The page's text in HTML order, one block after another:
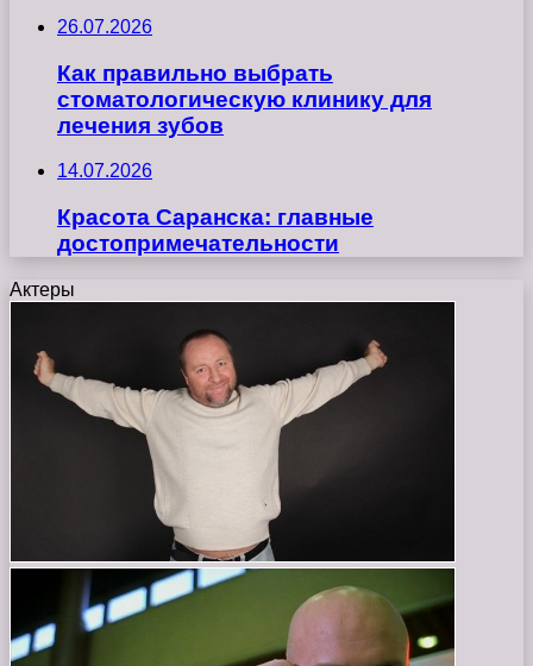
26.07.2026
Как правильно выбрать
стоматологическую клинику для
лечения зубов
14.07.2026
Красота Саранска: главные
достопримечательности
Актеры